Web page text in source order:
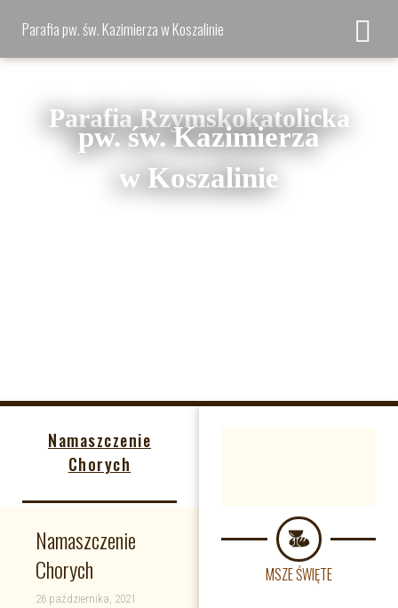
Parafia pw. św. Kazimierza w Koszalinie
Parafia Rzymskokatolicka
pw. św. Kazimierza
w Koszalinie
Namaszczenie
Chorych
Namaszczenie
Chorych
26 października, 2021
MSZE ŚWIĘTE